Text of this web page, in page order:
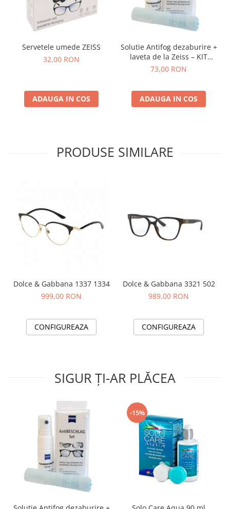
Servetele umede ZEISS
32,00 RON
ADAUGA IN COS
Solutie Antifog dezaburire +
laveta de la Zeiss – KIT
COMPLET
73,00 RON
ADAUGA IN COS
PRODUSE SIMILARE
Dolce & Gabbana 1337 1334
999,00 RON
CONFIGUREAZA
Dolce & Gabbana 3321 502
989,00 RON
CONFIGUREAZA
SIGUR ȚI-AR PLĂCEA
-15%